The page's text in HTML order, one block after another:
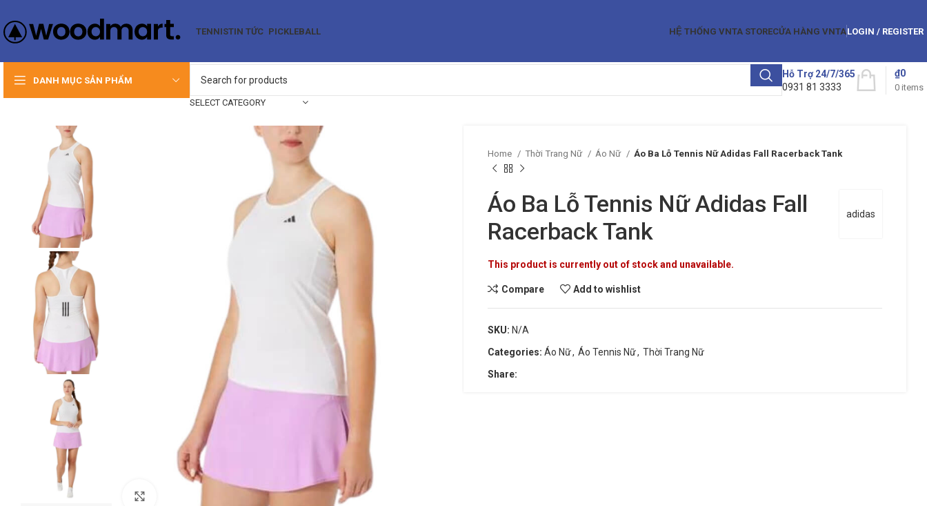
TENNIS
Vợt Trẻ Em
WILSON
Wilson Blade
Wilson Pro Staff
TIN TỨC PICKLEBALL HỆ THỐNG VNTA STORECỬA HÀNG VNTALOGIN / REGISTER
DANH MỤC SẢN PHẨM
SELECT CATEGORY
Hỗ Trợ 24/7/365
0931 81 3333
0 items
₫0
Home Thời Trang Nữ Áo Nữ Áo Ba Lỗ Tennis Nữ Adidas Fall Racerback Tank
adidas
Áo Ba Lỗ Tennis Nữ Adidas Fall
Racerback Tank
This product is currently out of stock and unavailable.
Compare Add to wishlist
SKU: N/A
Categories: Áo Nữ, Áo Tennis Nữ, Thời Trang Nữ
Share: